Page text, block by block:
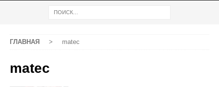
ГЛАВНАЯ > matec
matec